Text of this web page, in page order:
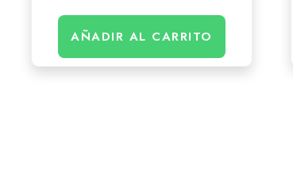
AÑADIR AL CARRITO